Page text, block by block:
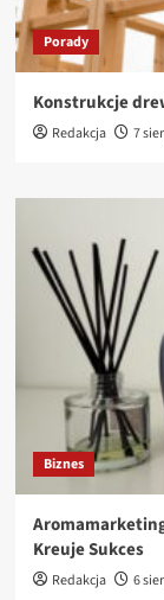
Porady
Konstrukcje
Redakcja 7
Biznes
Kreuje Sukces
Redakcja 6